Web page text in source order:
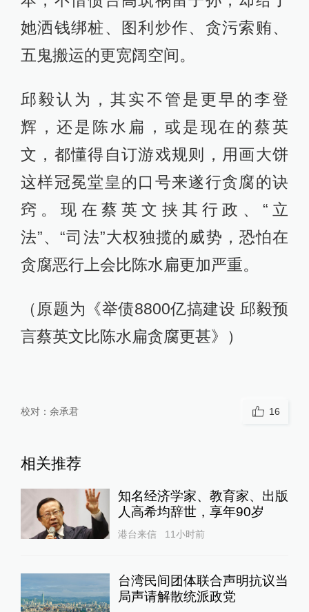
她洒钱绑桩、图利炒作、贪污索贿、
五鬼搬运的更宽阔空间。
邱毅认为，其实不管是更早的李登
辉，还是陈水扁，或是现在的蔡英
文，都懂得自订游戏规则，用画大饼
这样冠冕堂皇的口号来遂行贪腐的诀
窍。现在蔡英文挟其行政、“立
法”、“司法”大权独揽的威势，恐怕在
贪腐恶行上会比陈水扁更加严重。
（原题为《举债8800亿搞建设 邱毅预
言蔡英文比陈水扁贪腐更甚》）
校对： 余承君 16
相关推荐
知名经济学家、教育家、出版
人高希均辞世，享年90岁
港台来信 11小时前
台湾民间团体联合声明抗议当
局声请解散统派政党